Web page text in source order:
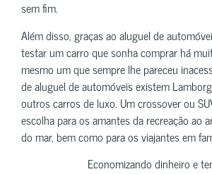
sem fim.
Além disso, graças ao aluguel de
testar um carro que sonha comprar há
mesmo um que sempre lhe pareceu
de aluguel de automóveis existem
outros carros de luxo. Um crossover ou
escolha para os amantes da recreação ao
do mar, bem como para os viajantes em
Economizando dinheiro e